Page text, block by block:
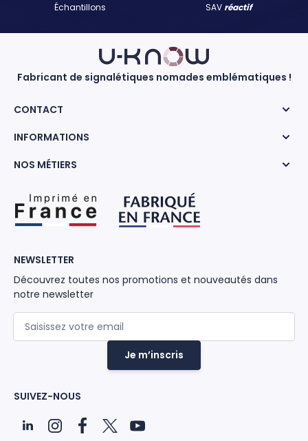
Échantillons SAVréactif
Fabricant de signalétiques nomades emblématiques !
CONTACT
INFORMATIONS
NOS MÉTIERS
NEWSLETTER
Découvrez toutes nos promotions et nouveautés dans
notre newsletter
Je m’inscris
SUIVEZ-NOUS